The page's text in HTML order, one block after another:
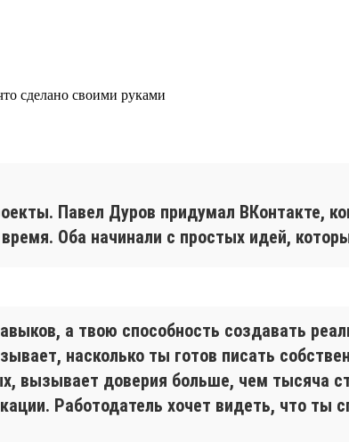
сделано своими руками
Павел Дуров придумал ВКонтакте,
Оба начинали с простых идей,
а твою способность создавать
насколько ты готов писать
вызывает доверия больше, чем тысяча
Работодатель хочет видеть, что ты